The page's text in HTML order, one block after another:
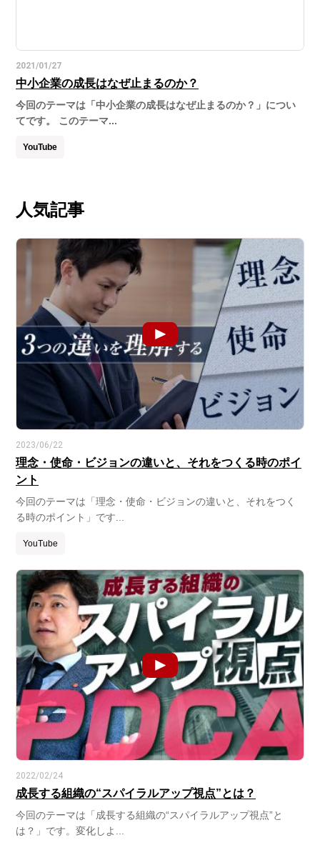
2021/01/27
中小企業の成長はなぜ止まるのか？
今回のテーマは「中小企業の成長はなぜ止まるのか？」につい
てです。 このテーマ...
YouTube
人気記事
2023/06/22
理念・使命・ビジョンの違いと、それをつくる時のポイ
ント
今回のテーマは「理念・使命・ビジョンの違いと、それをつく
る時のポイント」です...
YouTube
2022/02/24
成長する組織の“スパイラルアップ視点”とは？
今回のテーマは「成長する組織の“スパイラルアップ視点”と
は？」です。変化しよ...